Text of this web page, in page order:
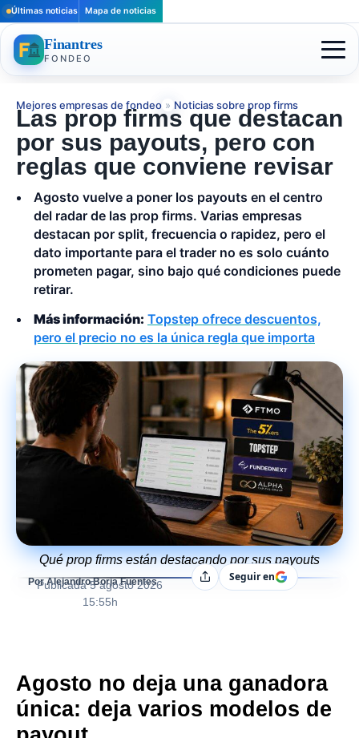
Últimas noticias Mapa de noticias
Finantres
FONDEO
Mejores empresas de fondeo » Noticias sobre prop firms
Las prop firms que destacan
por sus payouts, pero con
reglas que conviene revisar
Agosto vuelve a poner los payouts en el centro
del radar de las prop firms. Varias empresas
destacan por split, frecuencia o rapidez, pero el
dato importante para el trader no es solo cuánto
prometen pagar, sino bajo qué condiciones puede
retirar.
Más información: Topstep ofrece descuentos,
pero el precio no es la única regla que importa
Qué prop firms están destacando por sus payouts
Por Alejandro Borja Fuentes
Publicada 5 agosto 2026
15:55h
CompartirSeguir en
Agosto no deja una ganadora
única: deja varios modelos de